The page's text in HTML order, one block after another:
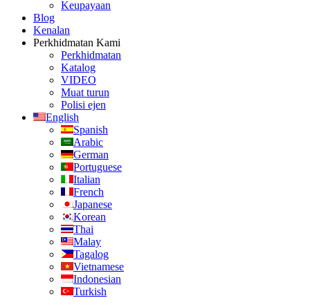
Keupayaan
Blog
Kenalan
Perkhidmatan Kami
Perkhidmatan
Katalog
VIDEO
Muat turun
Polisi ejen
English
Spanish
Arabic
German
Portuguese
Italian
French
Japanese
Korean
Thai
Malay
Tagalog
Vietnamese
Indonesian
Turkish